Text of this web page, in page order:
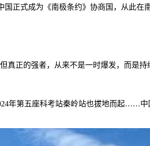
正式成为《南极条约》协商国，从此在
正的强者，从来不是一时爆发，而是持
第五座科考站秦岭站也拔地而起……中